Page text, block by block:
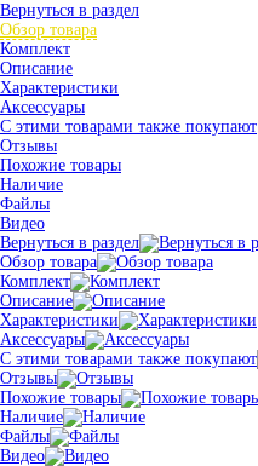
Вернуться в раздел
Обзор товара
Комплект
Описание
Характеристики
Аксессуары
С этими товарами также покупают
Отзывы
Похожие товары
Наличие
Файлы
Видео
Вернуться в раздел
Обзор товара
Комплект
Описание
Характеристики
Аксессуары
С этими товарами также покупают
Отзывы
Похожие товары
Наличие
Файлы
Видео